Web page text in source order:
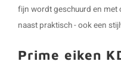
fijn wordt geschuurd en
naast praktisch - ook een
Prime eiken